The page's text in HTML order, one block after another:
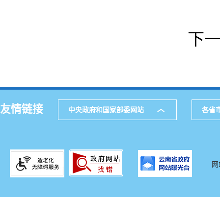
下
友情链接 中央政府和国家部委网站 各省